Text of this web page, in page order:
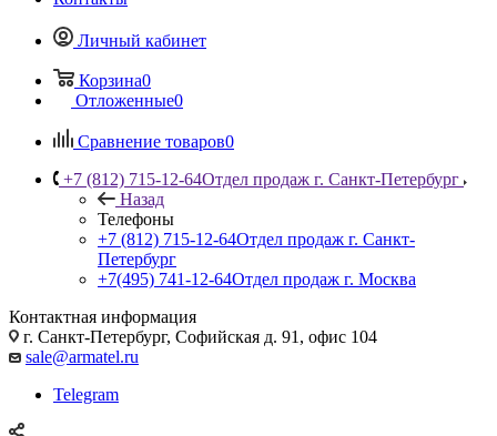
Личный кабинет
Корзина0
Отложенные0
Сравнение товаров0
+7 (812) 715-12-64Отдел продаж г. Санкт-Петербург
Назад
Телефоны
+7 (812) 715-12-64Отдел продаж г. Санкт-
Петербург
+7(495) 741-12-64Отдел продаж г. Москва
Контактная информация
г. Санкт-Петербург, Софийская д. 91, офис 104
sale@armatel.ru
Telegram